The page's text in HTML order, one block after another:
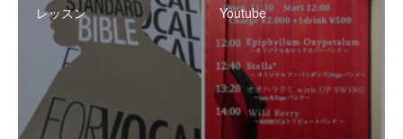
レッスン
Youtube